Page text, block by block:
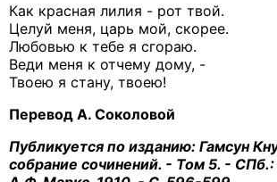
Как красная лилия - рот твой.
Целуй меня, царь мой, скорее.
Любовью к тебе я сгораю.
Веди меня к отчему дому, -
Твоею я стану, твоею!
Перевод А. Соколовой
Публикуется по изданию: Гамсун
собрание сочинений. - Том 5. -